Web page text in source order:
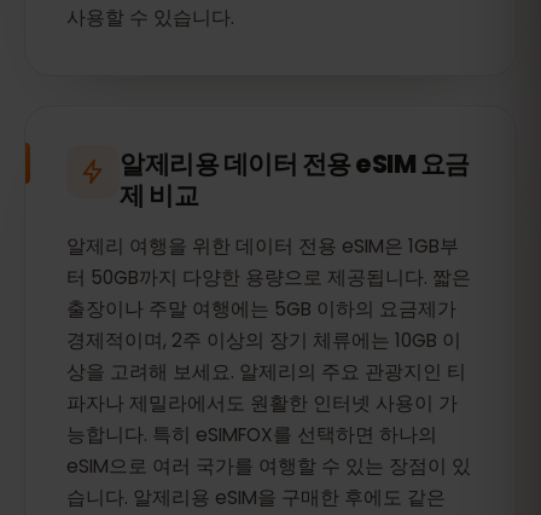
사용할 수 있습니다.
알제리용 데이터 전용 eSIM 요금
제 비교
알제리 여행을 위한 데이터 전용 eSIM은 1GB부
터 50GB까지 다양한 용량으로 제공됩니다. 짧은
출장이나 주말 여행에는 5GB 이하의 요금제가
경제적이며, 2주 이상의 장기 체류에는 10GB 이
상을 고려해 보세요. 알제리의 주요 관광지인 티
파자나 제밀라에서도 원활한 인터넷 사용이 가
능합니다. 특히 eSIMFOX를 선택하면 하나의
eSIM으로 여러 국가를 여행할 수 있는 장점이 있
습니다. 알제리용 eSIM을 구매한 후에도 같은